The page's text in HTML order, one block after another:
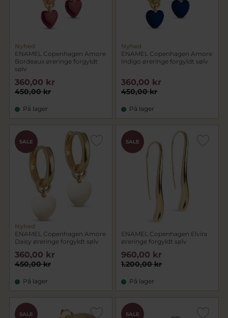
Nyhed
ENAMEL Copenhagen Amore
Bordeaux øreringe forgyldt
sølv
450,00 kr
360,00 kr
På lager
Nyhed
ENAMEL Copenhagen Amore
Indigo øreringe forgyldt sølv
450,00 kr
360,00 kr
På lager
SALE
Nyhed
ENAMEL Copenhagen Amore
Daisy øreringe forgyldt sølv
450,00 kr
360,00 kr
På lager
SALE
ENAMEL Copenhagen Elvira
øreringe forgyldt sølv
1.200,00 kr
960,00 kr
På lager
SALE SALE